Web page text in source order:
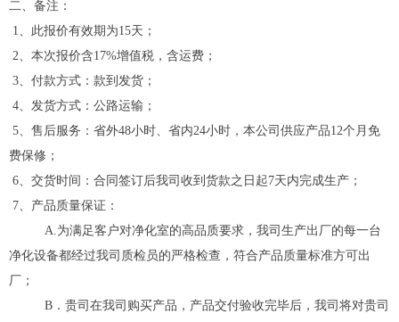
二、备注：
1、此报价有效期为15天；
2、本次报价含17%增值税，含运费；
3、付款方式：款到发货；
4、发货方式：公路运输；
5、售后服务：省外48小时、省内24小时，本公司供应产品12个月免
费保修；
6、交货时间：合同签订后我司收到货款之日起7天内完成生产；
7、产品质量保证：
A.为满足客户对净化室的高品质要求，我司生产出厂的每一台
净化设备都经过我司质检员的严格检查，符合产品质量标准方可出
厂；
B．贵司在我司购买产品，产品交付验收完毕后，我司将对贵司